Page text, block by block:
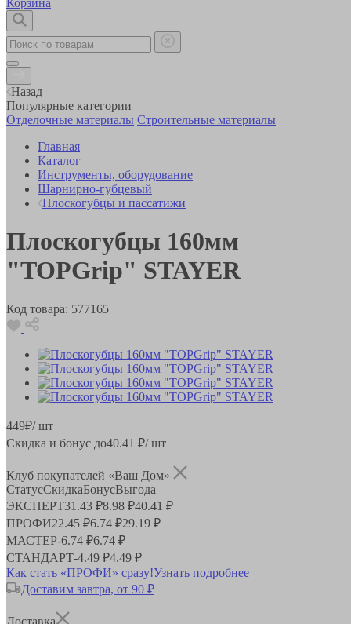
Назад
Популярные категории
Отделочные материалы Строительные материалы
Главная
Каталог
Инструменты, оборудование
Шарнирно-губцевый
Плоскогубцы и пассатижи
Плоскогубцы 160мм
"TOPGrip" STAYER
Код товара: 577165
449₽/ шт
Скидка и бонус до40.41 ₽/ шт
Клуб покупателей «Ваш Дом»
СтатусСкидкаБонусВыгода
ЭКСПЕРТ31.43 ₽8.98 ₽40.41 ₽
ПРОФИ22.45 ₽6.74 ₽29.19 ₽
МАСТЕР-6.74 ₽6.74 ₽
СТАНДАРТ-4.49 ₽4.49 ₽
Как стать «ПРОФИ» сразу!Узнать подробнее
Доставим завтра, от 90 ₽
Доставка